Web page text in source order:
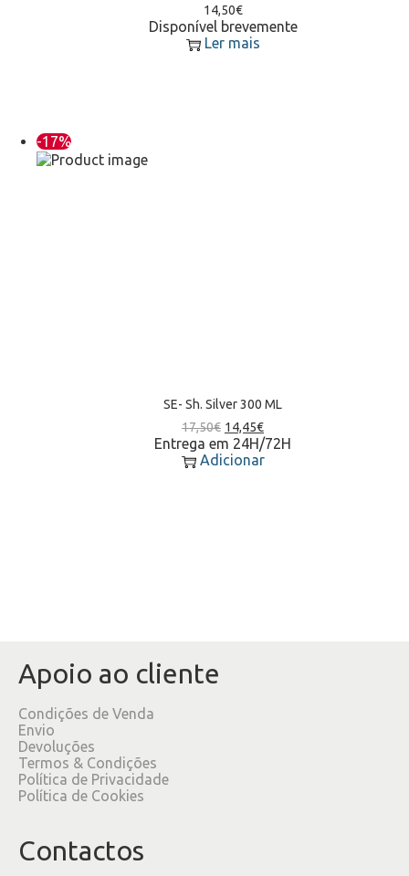
14,50€
Disponível brevemente
Ler mais
-17%
SE- Sh. Silver 300 ML
17,50€ 14,45€
Entrega em 24H/72H
Adicionar
Apoio ao cliente
Condições de Venda
Envio
Devoluções
Termos & Condições
Política de Privacidade
Política de Cookies
Contactos